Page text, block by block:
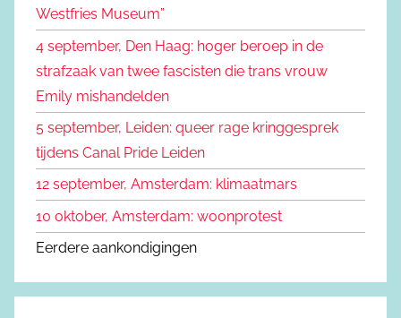
:
Westfries Museum”
4 september, Den Haag: hoger beroep in de
strafzaak van twee fascisten die trans vrouw
Emily mishandelden
5 september, Leiden: queer rage kringgesprek
tijdens Canal Pride Leiden
12 september, Amsterdam: klimaatmars
10 oktober, Amsterdam: woonprotest
Eerdere aankondigingen